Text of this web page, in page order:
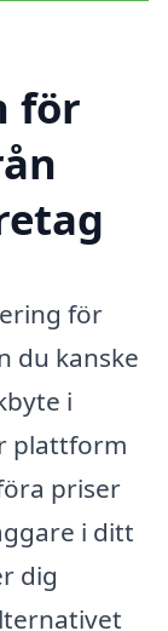
för
för
du kanske
i
plattform
priser
i ditt
dig